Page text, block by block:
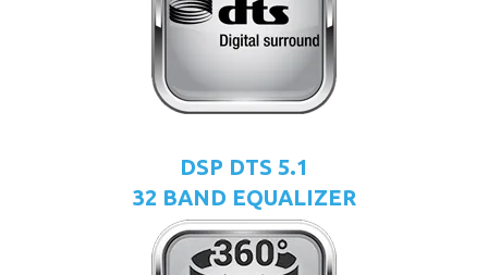
DSP DTS 5.1
32 BAND EQUALIZER